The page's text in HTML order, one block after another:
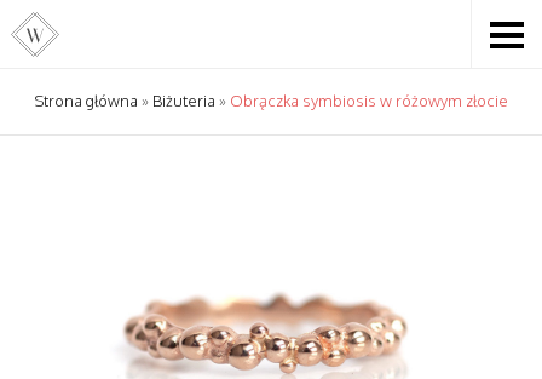
Strona główna » Biżuteria » Obrączka symbiosis w różowym złocie